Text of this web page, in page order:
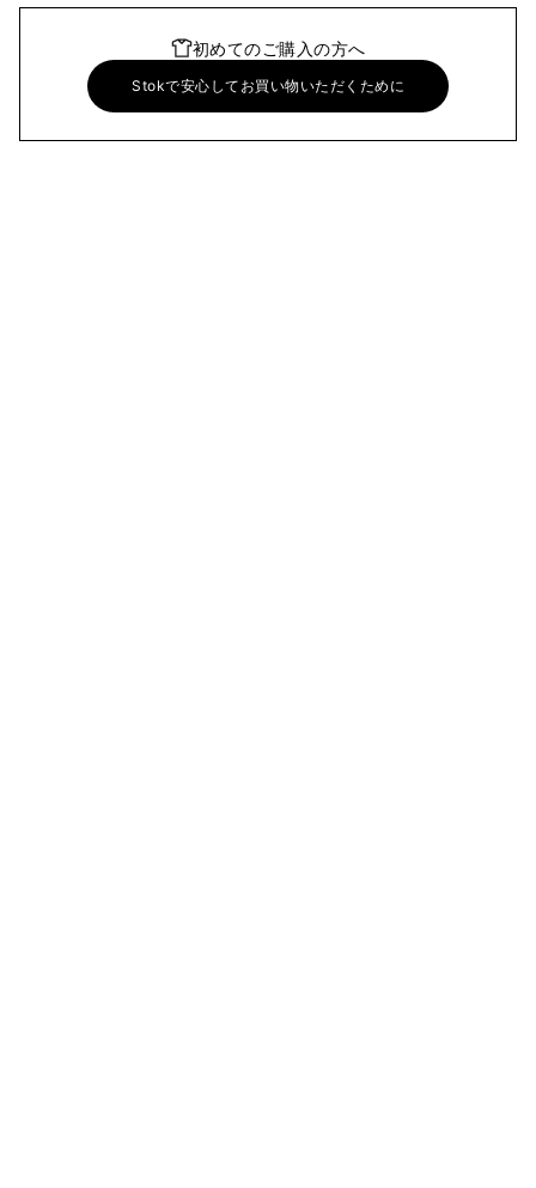
初めてのご購入の方へ
Stokで安心してお買い物いただくために